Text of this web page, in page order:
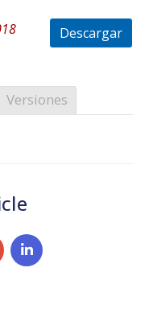
Descargar
Versiones